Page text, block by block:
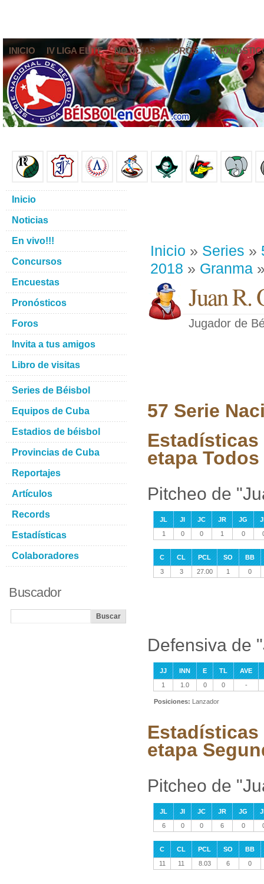
INICIO IV LIGA ELITE NOTICIAS FOROS
Inicio » Series »
2018 » Granma
Juan R.
Jugador de
57 Serie
Estadísticas
etapa
Pitcheo de
JL JI JC JR JG
1
0 0 1 0
C CL PCL SO
BB
3
3 27.00 1 0
Defensiva de
JJ INN E TL
AVE
1
1.0 0 0 -
Posiciones: Lanzador
Estadísticas
etapa
Pitcheo de
JL JI JC JR JG
6
0 0 6 0
C CL PCL SO
BB
11
11 8.03 6 0
Inicio
Noticias
En vivo!!!
Concursos
Encuestas
Pronósticos
Foros
Invita a tus amigos
Libro de visitas
Series de Béisbol
Equipos de Cuba
Estadios de béisbol
Provincias de Cuba
Reportajes
Artículos
Records
Estadísticas
Colaboradores
Buscador